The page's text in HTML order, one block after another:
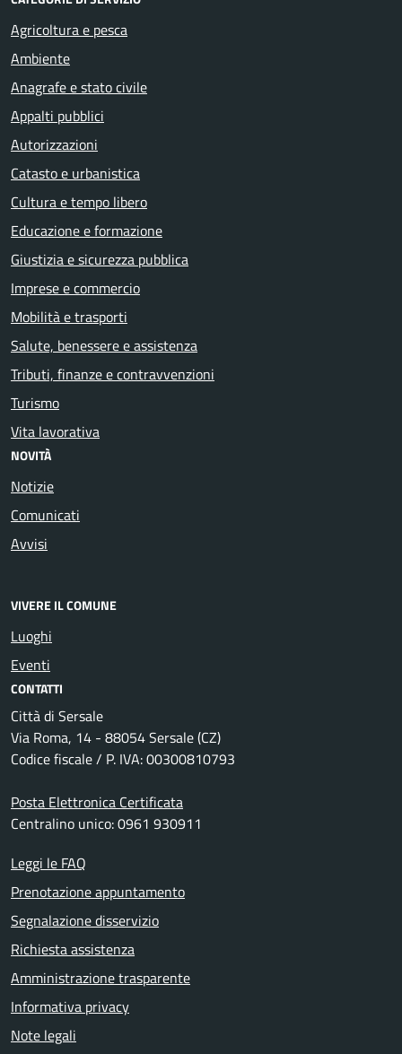
Agricoltura e pesca
Ambiente
Anagrafe e stato civile
Appalti pubblici
Autorizzazioni
Catasto e urbanistica
Cultura e tempo libero
Educazione e formazione
Giustizia e sicurezza pubblica
Imprese e commercio
Mobilità e trasporti
Salute, benessere e assistenza
Tributi, finanze e contravvenzioni
Turismo
Vita lavorativa
NOVITÀ
Notizie
Comunicati
Avvisi
VIVERE IL COMUNE
Luoghi
Eventi
CONTATTI
Città di Sersale
Via Roma, 14 - 88054 Sersale (CZ)
Codice fiscale / P. IVA: 00300810793
Posta Elettronica Certificata
Centralino unico: 0961 930911
Leggi le FAQ
Prenotazione appuntamento
Segnalazione disservizio
Richiesta assistenza
Amministrazione trasparente
Informativa privacy
Note legali